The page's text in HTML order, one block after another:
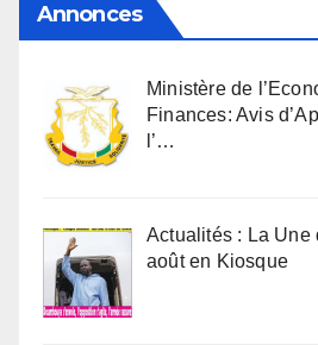
Annonces
Ministère de
Finances: Avis
l’…
Actualités : La Une
août en Kiosque